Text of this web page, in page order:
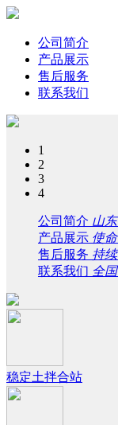
公司简介
产品展示
售后服务
联系我们
1
2
3
4
公司简介 山
产品展示 使
售后服务 持
联系我们 全
稳定土拌合站